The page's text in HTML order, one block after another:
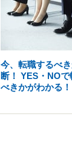
今、転職するべ
断！ YES・NOで
べきかがわかる！